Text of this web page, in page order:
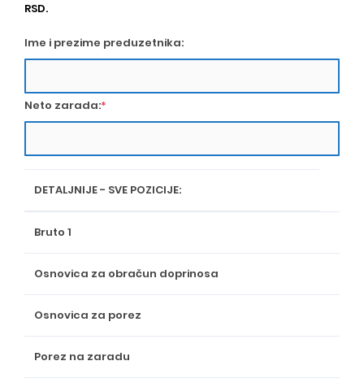
RSD.
Ime i prezime preduzetnika:
Neto zarada:*
DETALJNIJE - SVE POZICIJE:
Bruto 1
Osnovica za obračun doprinosa
Osnovica za porez
Porez na zaradu